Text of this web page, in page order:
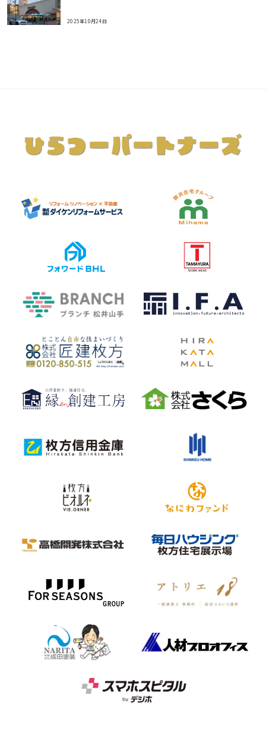
2025年10月24日